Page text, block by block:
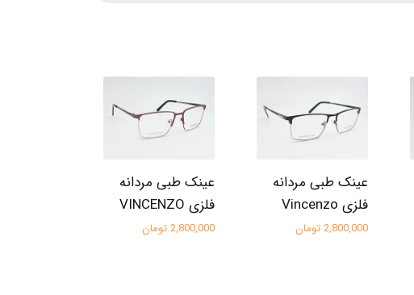
عینک طبی مردانه
فلزی Vincenzo
2,800,000 تومان
عینک طبی مردانه
فلزی VINCENZO
2,800,000 تومان